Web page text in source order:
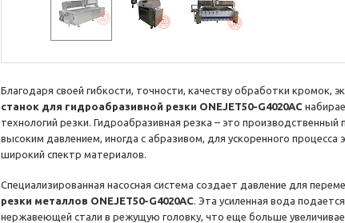
Благодаря своей гибкости, точности, качеству обработки кромок,
станок для гидроабразивной резки ONEJET50-G4020AC
технологий резки. Гидроабразивная резка – это
высоким давлением, иногда с абразивом, для ускоренного
широкий спектр материалов.
Специализированная насосная система создает давление для
резки металлов ONEJET50-G4020AC. Эта усиленная вода
нержавеющей стали в режущую головку, что еще больше